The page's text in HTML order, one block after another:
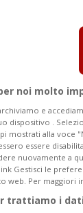
Stato di
noi molto
e
dispositivo .
mostrati alla voce
essere
nuovamente a
Gestisci le
web. Per maggiori
trattiamo i